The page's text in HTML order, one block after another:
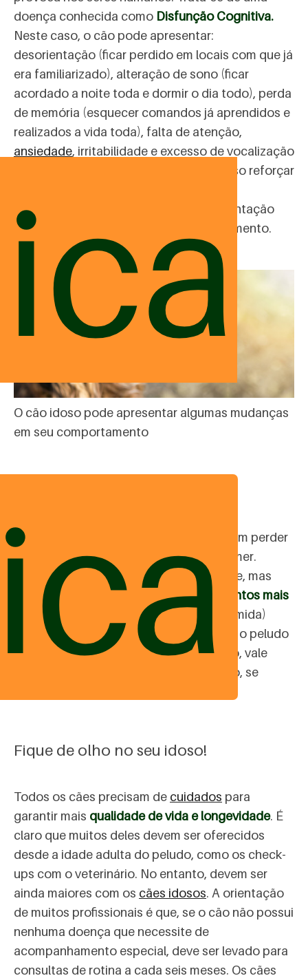
doença conhecida como Disfunção Cognitiva.
Neste caso, o cão pode apresentar:
desorientação (ficar perdido em locais com que já
era familiarizado), alteração de sono (ficar
acordado a noite toda e dormir o dia todo), perda
de memória (esquecer comandos já aprendidos e
realizados a vida toda), falta de atenção,
ansiedade, irritabilidade e excesso de vocalização
(choros ou uivos). Mais uma vez é preciso reforçar
veterinário
constante, para ter uma orientação
correta de como ajudar o pet neste momento.
O cão idoso pode apresentar algumas mudanças
em seu comportamento
Alguns pets na idade mais madura podem perder
muitos dentes e ter dificuldade para comer.
Outros apenas têm a dentição mais mole, mas
sentem dor ao mastigar.
Oferecer alimentos mais
macios
(alimentação natural ou ração úmida)
pode ser fundamental para garantir que o peludo
continue a se alimentar direito. Para isso, vale
ouvir a opinião de um médico veterinário, se
Fique de olho no seu idoso!
Todos os cães precisam de cuidados para
garantir mais qualidade de vida e longevidade. É
claro que muitos deles devem ser oferecidos
desde a idade adulta do peludo, como os check-
ups com o veterinário. No entanto, devem ser
ainda maiores com os cães idosos. A orientação
de muitos profissionais é que, se o cão não possui
nenhuma doença que necessite de
acompanhamento especial, deve ser levado para
consultas de rotina a cada seis meses. Os cães